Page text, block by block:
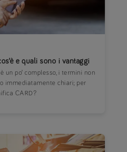
e quali sono i vantaggi
un po’ complesso, i termini non
immediatamente chiari; per
CARD?